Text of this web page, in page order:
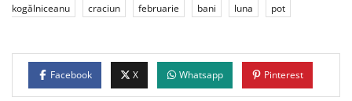
kogălniceanu
craciun februarie bani luna pot
Facebook X Whatsapp Pinterest